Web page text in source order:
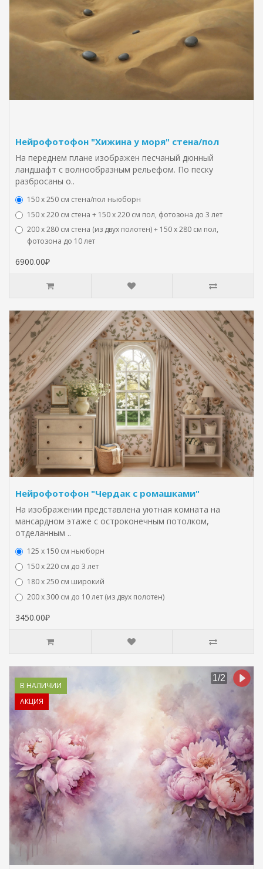
Нейрофотофон "Хижина у моря" стена/пол
На переднем плане изображен песчаный дюнный
ландшафт с волнообразным рельефом. По песку
разбросаны о..
150 х 250 см стена/пол ньюборн
150 х 220 см стена + 150 х 220 см пол, фотозона до 3 лет
200 х 280 см стена (из двух полотен) + 150 х 280 см пол,
фотозона до 10 лет
6900.00₽
Нейрофотофон "Чердак с ромашками"
На изображении представлена уютная комната на
мансардном этаже с остроконечным потолком,
отделанным ..
125 x 150 см ньюборн
150 х 220 см до 3 лет
180 х 250 см широкий
200 х 300 см до 10 лет (из двух полотен)
3450.00₽
В НАЛИЧИИ
АКЦИЯ